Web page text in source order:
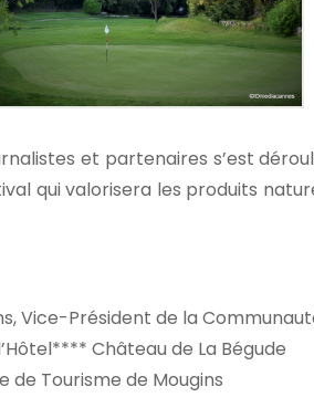
et partenaires s’est
qui valorisera les produits
Vice-Président de la
Château de La Bégude
de Tourisme de Mougins